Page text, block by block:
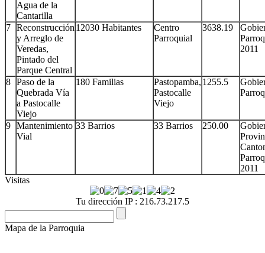
Agua de la
Cantarilla
7 Reconstrucción
y Arreglo de
Veredas,
Pintado del
Parque Central
12030 Habitantes
Centro
Parroquial
3638.19
2011
8 Paso de la
Quebrada Vía
a Pastocalle
Viejo
180 Familias
Pastopamba,
Pastocalle
Viejo
1255.5
9 Mantenimiento
Vial
33 Barrios 33 Barrios 250.00
2011
Visitas
Tu dirección IP : 216.73.217.5
Mapa de la Parroquia